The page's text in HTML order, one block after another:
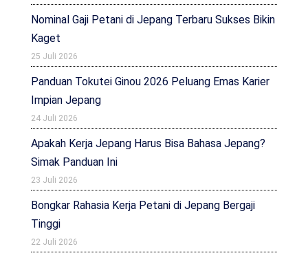
Nominal Gaji Petani di Jepang Terbaru Sukses Bikin
Kaget
25 Juli 2026
Panduan Tokutei Ginou 2026 Peluang Emas Karier
Impian Jepang
24 Juli 2026
Apakah Kerja Jepang Harus Bisa Bahasa Jepang?
Simak Panduan Ini
23 Juli 2026
Bongkar Rahasia Kerja Petani di Jepang Bergaji
Tinggi
22 Juli 2026